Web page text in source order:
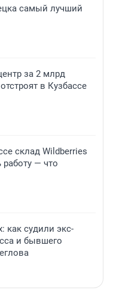
самый лучший
за 2 млрд
в Кузбассе
склад Wildberries
работу — что
как судили экс-
и бывшего